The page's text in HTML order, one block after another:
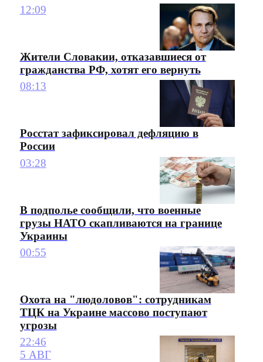
12:09
Жители Словакии, отказавшиеся от
гражданства РФ, хотят его вернуть
08:13
Росстат зафиксировал дефляцию в
России
03:28
В подполье сообщили, что военные
грузы НАТО скапливаются на границе
Украины
00:55
Охота на "людоловов": сотрудникам
ТЦК на Украине массово поступают
угрозы
22:46
5 АВГ